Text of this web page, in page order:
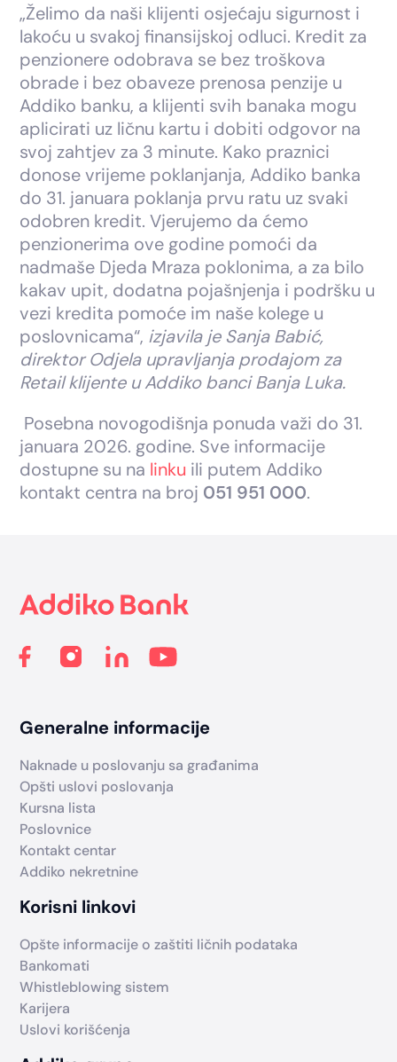
„Želimo da naši klijenti osjećaju sigurnost i
lakoću u svakoj finansijskoj odluci. Kredit za
penzionere odobrava se bez troškova
obrade i bez obaveze prenosa penzije u
Addiko banku, a klijenti svih banaka mogu
aplicirati uz ličnu kartu i dobiti odgovor na
svoj zahtjev za 3 minute. Kako praznici
donose vrijeme poklanjanja, Addiko banka
do 31. januara poklanja prvu ratu uz svaki
odobren kredit. Vjerujemo da ćemo
penzionerima ove godine pomoći da
nadmaše Djeda Mraza poklonima, a za bilo
kakav upit, dodatna pojašnjenja i podršku u
vezi kredita pomoće im naše kolege u
poslovnicama“, izjavila je Sanja Babić,
direktor Odjela upravljanja prodajom za
Retail klijente u Addiko banci Banja Luka.
Posebna novogodišnja ponuda važi do 31.
januara 2026. godine. Sve informacije
dostupne su na linku ili putem Addiko
kontakt centra na broj 051 951 000.
Generalne informacije
Naknade u poslovanju sa građanima
Opšti uslovi poslovanja
Kursna lista
Poslovnice
Kontakt centar
Addiko nekretnine
Korisni linkovi
Opšte informacije o zaštiti ličnih podataka
Bankomati
Whistleblowing sistem
Karijera
Uslovi korišćenja